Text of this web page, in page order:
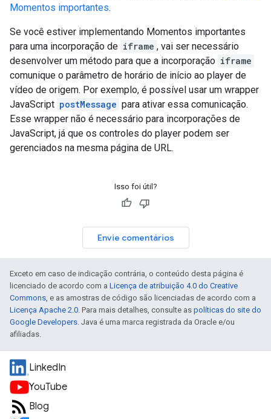
Momentos importantes.
Se você estiver implementando Momentos importantes
para uma incorporação de iframe , vai ser necessário
desenvolver um método para que a incorporação iframe
comunique o parâmetro de horário de início ao player de
vídeo de origem. Por exemplo, é possível usar um wrapper
JavaScript postMessage para ativar essa comunicação.
Esse wrapper não é necessário para incorporações de
JavaScript, já que os controles do player podem ser
gerenciados na mesma página de URL.
Isso foi útil?
Envie comentários
Exceto em caso de indicação contrária, o conteúdo desta página é
licenciado de acordo com a Licença de atribuição 4.0 do Creative
Commons, e as amostras de código são licenciadas de acordo com a
Licença Apache 2.0. Para mais detalhes, consulte as políticas do site do
Google Developers. Java é uma marca registrada da Oracle e/ou
afiliadas.
LinkedIn
YouTube
Blog